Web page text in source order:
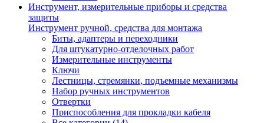
Инструмент, измерительные приборы и средства
защиты
Инструмент ручной, средства для монтажа
Биты, адаптеры и переходники
Для штукатурно-отделочных работ
Измерительные инструменты
Ключи
Лестницы, стремянки, подъемные механизмы
Набор ручных инструментов
Отвертки
Приспособления для прокладки кабеля